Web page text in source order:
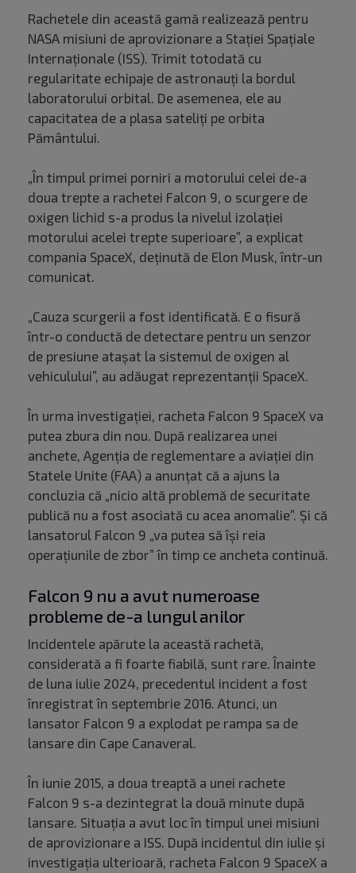
Rachetele din această gamă realizează pentru
NASA misiuni de aprovizionare a Staţiei Spaţiale
Internaţionale (ISS). Trimit totodată cu
regularitate echipaje de astronauţi la bordul
laboratorului orbital. De asemenea, ele au
capacitatea de a plasa sateliţi pe orbita
Pământului.
„În timpul primei porniri a motorului celei de-a
doua trepte a rachetei Falcon 9, o scurgere de
oxigen lichid s-a produs la nivelul izolaţiei
motorului acelei trepte superioare”, a explicat
compania SpaceX, deţinută de Elon Musk, într-un
comunicat.
„Cauza scurgerii a fost identificată. E o fisură
într-o conductă de detectare pentru un senzor
de presiune ataşat la sistemul de oxigen al
vehiculului”, au adăugat reprezentanţii SpaceX.
În urma investigației, racheta Falcon 9 SpaceX va
putea zbura din nou. După realizarea unei
anchete, Agenţia de reglementare a aviaţiei din
Statele Unite (FAA) a anunţat că a ajuns la
concluzia că „nicio altă problemă de securitate
publică nu a fost asociată cu acea anomalie”. Și că
lansatorul Falcon 9 „va putea să îşi reia
operaţiunile de zbor” în timp ce ancheta continuă.
Falcon 9 nu a avut numeroase
probleme de-a lungul anilor
Incidentele apărute la această rachetă,
considerată a fi foarte fiabilă, sunt rare. Înainte
de luna iulie 2024, precedentul incident a fost
înregistrat în septembrie 2016. Atunci, un
lansator Falcon 9 a explodat pe rampa sa de
lansare din Cape Canaveral.
În iunie 2015, a doua treaptă a unei rachete
Falcon 9 s-a dezintegrat la două minute după
lansare. Situația a avut loc în timpul unei misiuni
de aprovizionare a ISS. După incidentul din iulie și
investigația ulterioară, racheta Falcon 9 SpaceX a